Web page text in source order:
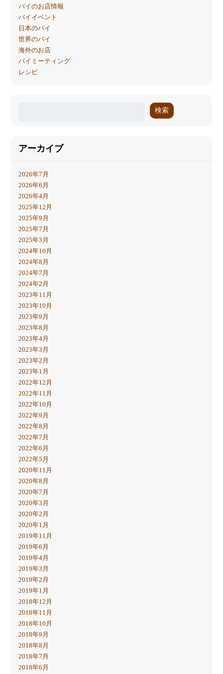
パイのお店情報
パイイベント
日本のパイ
世界のパイ
海外のお店
パイミーティング
レシピ
検索
アーカイブ
2026年7月
2026年6月
2026年4月
2025年12月
2025年9月
2025年7月
2025年3月
2024年10月
2024年8月
2024年7月
2024年2月
2023年11月
2023年10月
2023年9月
2023年8月
2023年4月
2023年3月
2023年2月
2023年1月
2022年12月
2022年11月
2022年10月
2022年9月
2022年8月
2022年7月
2022年6月
2022年5月
2020年11月
2020年8月
2020年7月
2020年3月
2020年2月
2020年1月
2019年11月
2019年6月
2019年4月
2019年3月
2019年2月
2019年1月
2018年12月
2018年11月
2018年10月
2018年9月
2018年8月
2018年7月
2018年6月